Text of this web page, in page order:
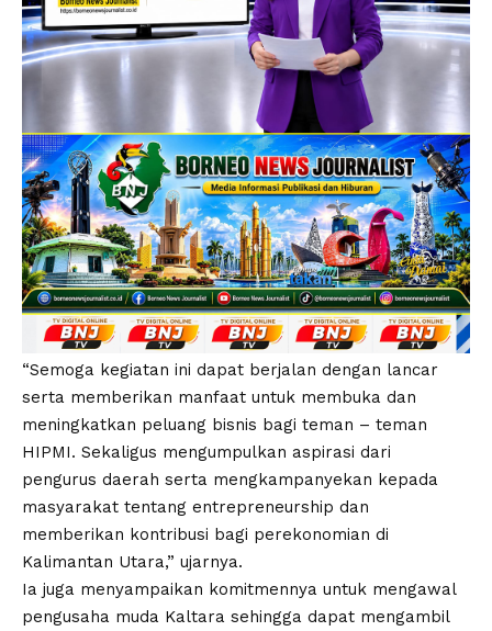
“Semoga kegiatan ini dapat berjalan dengan lancar
serta memberikan manfaat untuk membuka dan
meningkatkan peluang bisnis bagi teman – teman
HIPMI. Sekaligus mengumpulkan aspirasi dari
pengurus daerah serta mengkampanyekan kepada
masyarakat tentang entrepreneurship dan
memberikan kontribusi bagi perekonomian di
Kalimantan Utara,” ujarnya.
Ia juga menyampaikan komitmennya untuk mengawal
pengusaha muda Kaltara sehingga dapat mengambil